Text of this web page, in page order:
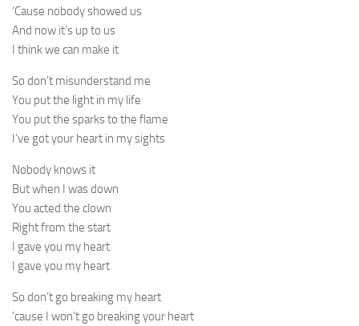
‘Cause nobody showed us
And now it’s up to us
I think we can make it
So don’t misunderstand me
You put the light in my life
You put the sparks to the flame
I’ve got your heart in my sights
Nobody knows it
But when I was down
You acted the clown
Right from the start
I gave you my heart
I gave you my heart
So don’t go breaking my heart
’cause I won’t go breaking your heart